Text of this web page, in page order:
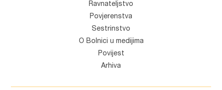
Ravnateljstvo
Povjerenstva
Sestrinstvo
O Bolnici u medijima
Povijest
Arhiva